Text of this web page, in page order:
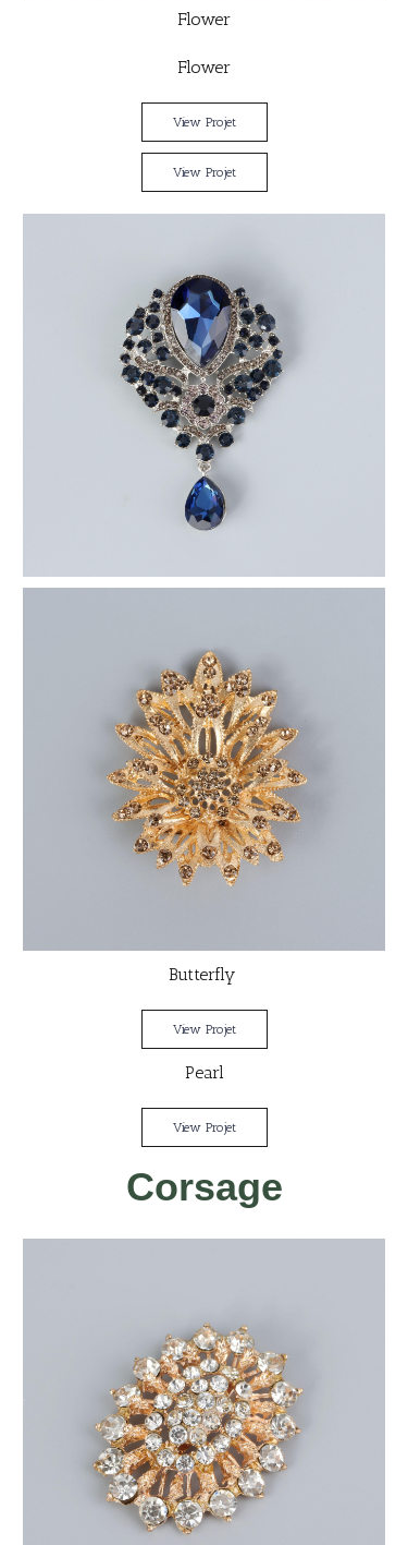
Flower
View Projet
Flower
View Projet
Butterfly
View Projet
Pearl
View Projet
Corsage